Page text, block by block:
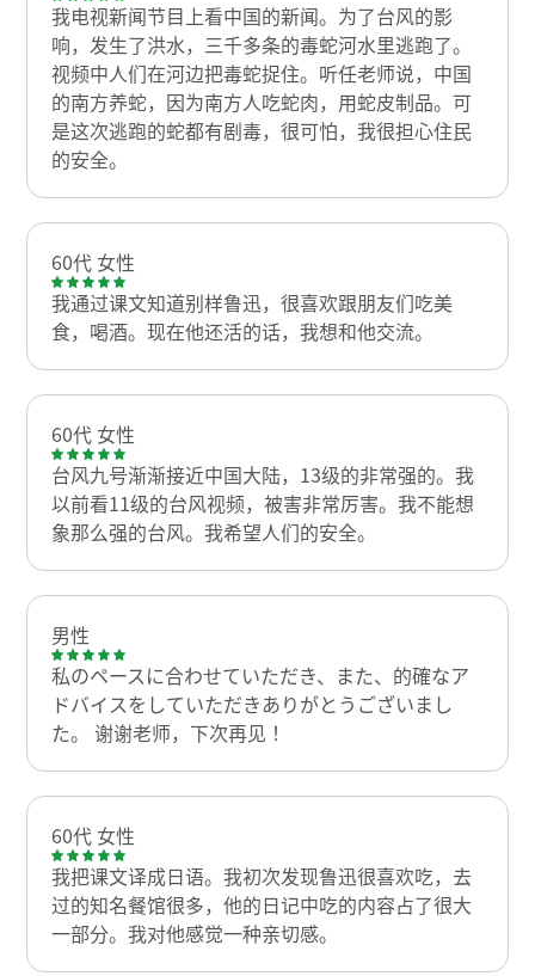
我电视新闻节目上看中国的新闻。为了台风的影
响，发生了洪水，三千多条的毒蛇河水里逃跑了。
视频中人们在河边把毒蛇捉住。听任老师说，中国
的南方养蛇，因为南方人吃蛇肉，用蛇皮制品。可
是这次逃跑的蛇都有剧毒，很可怕，我很担心住民
的安全。
60代 女性
我通过课文知道别样鲁迅，很喜欢跟朋友们吃美
食，喝酒。现在他还活的话，我想和他交流。
60代 女性
台风九号渐渐接近中国大陆，13级的非常强的。我
以前看11级的台风视频，被害非常厉害。我不能想
象那么强的台风。我希望人们的安全。
男性
私のペースに合わせていただき、また、的確なア
ドバイスをしていただきありがとうございまし
た。 谢谢老师，下次再见！
60代 女性
我把课文译成日语。我初次发现鲁迅很喜欢吃，去
过的知名餐馆很多，他的日记中吃的内容占了很大
一部分。我对他感觉一种亲切感。